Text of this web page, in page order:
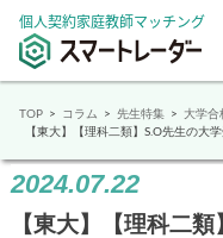
個人契約家庭教師マッチング
TOP コラム 先生特集
大学合
【東大】【理科二類】S.O先生の大
2024.07.22
【東大】【理科二